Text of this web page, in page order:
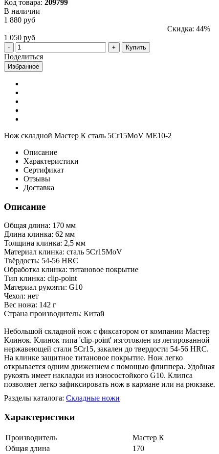
Код товара: 209799
В наличии
1 880 руб
Скидка: 44%
1 050 руб
Купить
Поделиться
Избранное
Нож складной Мастер К сталь 5Cr15MoV ME10-2
Описание
Характеристики
Сертификат
Отзывы
Доставка
Описание
Общая длина: 170 мм
Длина клинка: 62 мм
Толщина клинка: 2,5 мм
Материал клинка: сталь 5Cr15MoV
Твёрдость: 54-56 HRC
Обработка клинка: титановое покрытие
Тип клинка: clip-point
Материал рукояти: G10
Чехол: нет
Вес ножа: 142 г
Страна производитель: Китай
Небольшой складной нож с фиксатором от компании Мастер
Клинок. Клинок типа 'clip-point' изготовлен из легированной
нержавеющей стали 5Cr15, закален до твердости 54-56 HRC.
На клинке защитное титановое покрытие. Нож легко
открывается одним движением с помощью флиппера. Удобная
рукоять имеет накладки из износостойкого G10. Клипса
позволяет легко зафиксировать нож в кармане или на рюкзаке.
Разделы каталога: Складные ножи
Характеристики
Производитель
Мастер К
Общая длина
170